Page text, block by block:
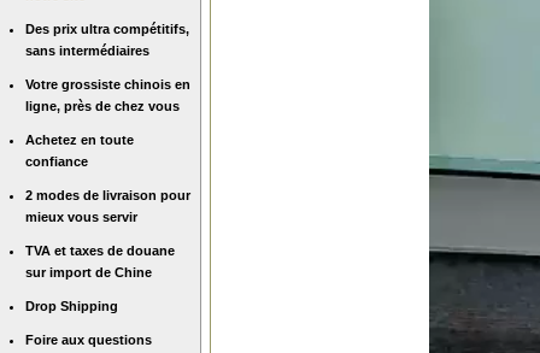
Des prix ultra compétitifs,
sans intermédiaires
Votre grossiste chinois en
ligne, près de chez vous
Achetez en toute
confiance
2 modes de livraison pour
mieux vous servir
TVA et taxes de douane
sur import de Chine
Drop Shipping
Foire aux questions